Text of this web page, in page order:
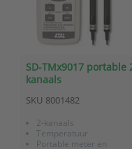
SD-TMx9017 portable
kanaals
met SD kaart
SKU 8001482
2-kanaals
Temperatuur
Portable meter en